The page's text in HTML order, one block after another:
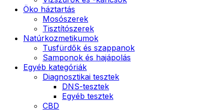
Öko háztartás
Mosószerek
Tisztítószerek
Natúrkozmetikumok
Tusfürdők és szappanok
Samponok és hajápolás
Egyéb kategóriák
Diagnosztikai tesztek
DNS-tesztek
Egyéb tesztek
CBD